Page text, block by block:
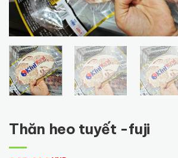
Thăn heo tuyết -fuji